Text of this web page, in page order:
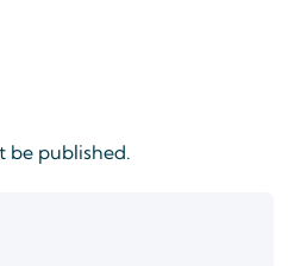
be published.